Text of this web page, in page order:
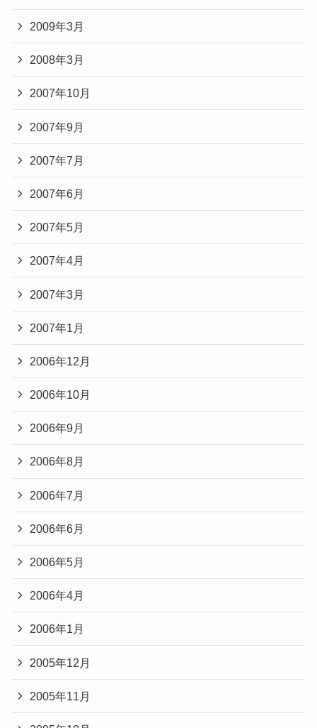
2009年3月
2008年3月
2007年10月
2007年9月
2007年7月
2007年6月
2007年5月
2007年4月
2007年3月
2007年1月
2006年12月
2006年10月
2006年9月
2006年8月
2006年7月
2006年6月
2006年5月
2006年4月
2006年1月
2005年12月
2005年11月